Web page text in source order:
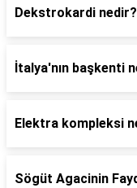
Dekstrokardi nedir?
İtalya'nın başkenti
Elektra kompleksi
Sögüt Agacinin